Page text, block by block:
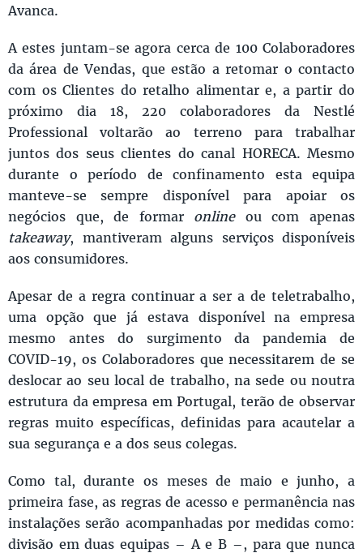
Avanca.
A estes juntam-se agora cerca de 100 Colaboradores
da área de Vendas, que estão a retomar o contacto
com os Clientes do retalho alimentar e, a partir do
próximo dia 18, 220 colaboradores da Nestlé
Professional voltarão ao terreno para trabalhar
juntos dos seus clientes do canal HORECA. Mesmo
durante o período de confinamento esta equipa
manteve-se sempre disponível para apoiar os
negócios que, de formar onlineou com apenas
takeaway, mantiveram alguns serviços disponíveis
aos consumidores.
Apesar de a regra continuar a ser a de teletrabalho,
uma opção que já estava disponível na empresa
mesmo antes do surgimento da pandemia de
COVID-19, os Colaboradores que necessitarem de se
deslocar ao seu local de trabalho, na sede ou noutra
estrutura da empresa em Portugal, terão de observar
regras muito específicas, definidas para acautelar a
sua segurança e a dos seus colegas.
Como tal, durante os meses de maio e junho, a
primeira fase, as regras de acesso e permanência nas
instalações serão acompanhadas por medidas como:
divisão em duas equipas – A e B –, para que nunca